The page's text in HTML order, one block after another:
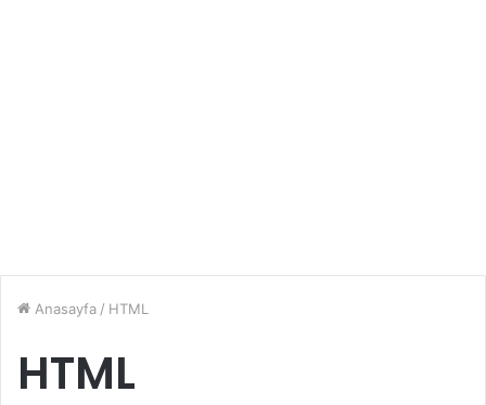
Anasayfa / HTML
HTML